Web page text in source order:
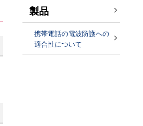
製品
携帯電話の電波防護への
適合性について